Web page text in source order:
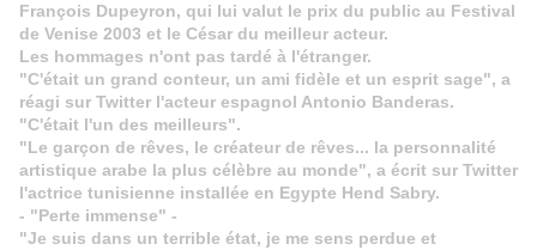
François Dupeyron, qui lui valut le prix du public au Festival
de Venise 2003 et le César du meilleur acteur.
Les hommages n'ont pas tardé à l'étranger.
"C'était un grand conteur, un ami fidèle et un esprit sage", a
réagi sur Twitter l'acteur espagnol Antonio Banderas.
"C'était l'un des meilleurs".
"Le garçon de rêves, le créateur de rêves... la personnalité
artistique arabe la plus célèbre au monde", a écrit sur Twitter
l'actrice tunisienne installée en Egypte Hend Sabry.
- "Perte immense" -
"Je suis dans un terrible état, je me sens perdue et